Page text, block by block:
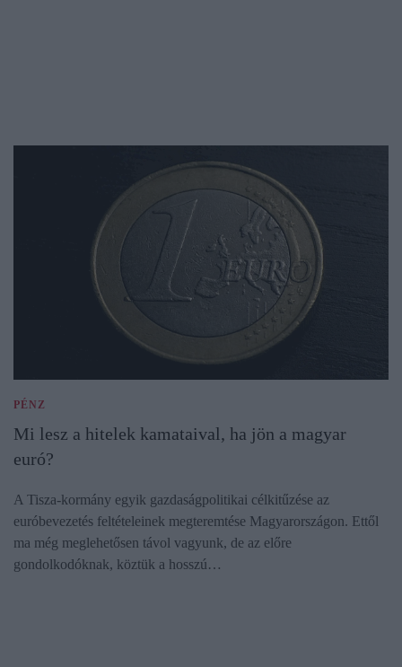
PÉNZ
Mi lesz a hitelek kamataival, ha jön a magyar
euró?
A Tisza-kormány egyik gazdaságpolitikai célkitűzése az
euróbevezetés feltételeinek megteremtése Magyarországon. Ettől
ma még meglehetősen távol vagyunk, de az előre
gondolkodóknak, köztük a hosszú…